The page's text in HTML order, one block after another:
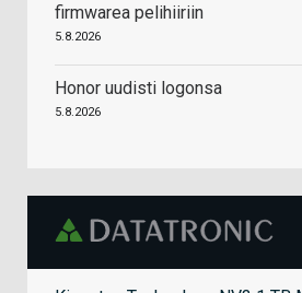
firmwarea pelihiiriin
5.8.2026
Honor uudisti logonsa
5.8.2026